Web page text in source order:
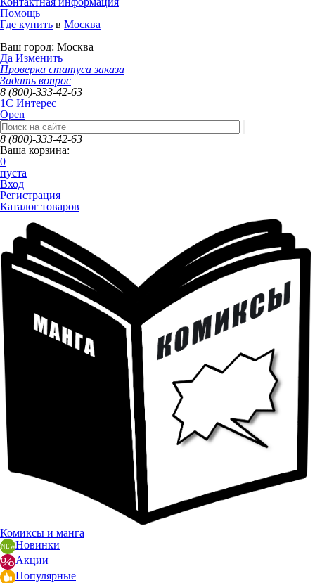
Помощь
Где купить в Москва
Ваш город: Москва
Да Изменить
Проверка статуса заказа
Задать вопрос
8 (800)-333-42-63
1C Интерес
Open
8 (800)-333-42-63
Ваша корзина:
0
пуста
Вход
Регистрация
Каталог товаров
Комиксы и манга
Новинки
Акции
Популярные